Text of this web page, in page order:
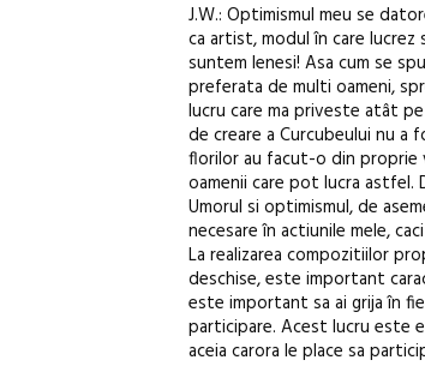
J.W.: Optimismul meu se
ca artist, modul în care lucrez
suntem lenesi! Asa cum se
preferata de multi oameni,
lucru care ma priveste atât
de creare a Curcubeului nu
florilor au facut-o din
oamenii care pot lucra astfel.
Umorul si optimismul, de
necesare în actiunile mele,
La realizarea compozitiilor
deschise, este important
este important sa ai grija în
participare. Acest lucru este
aceia carora le place sa